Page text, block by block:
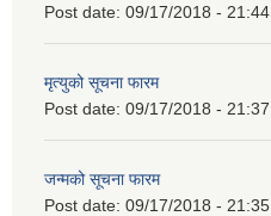
Post date: 09/17/2018 - 21:44
मृत्युको सूचना फारम
Post date: 09/17/2018 - 21:37
जन्मको सूचना फारम
Post date: 09/17/2018 - 21:35